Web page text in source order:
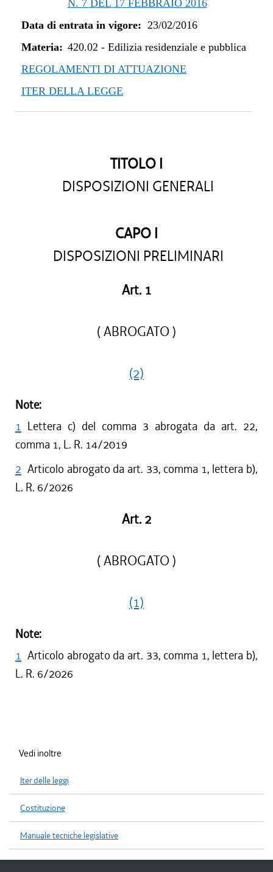
dal 27/07/2017 al 04/01/2018
dal 13/04/2017 al 26/07/2017
dal 23/02/2016 al 12/04/2017
N. 7 DEL 17 FEBBRAIO 2016
Data di entrata in vigore: 23/02/2016
Materia: 420.02 - Edilizia residenziale e pubblica
REGOLAMENTI DI ATTUAZIONE
ITER DELLA LEGGE
TITOLO I
DISPOSIZIONI GENERALI
CAPO I
DISPOSIZIONI PRELIMINARI
Art. 1
( ABROGATO )
(2)
Note:
1 Lettera c) del comma 3 abrogata da art. 22,
comma 1, L. R. 14/2019
2 Articolo abrogato da art. 33, comma 1, lettera b),
L. R. 6/2026
Art. 2
( ABROGATO )
(1)
Note:
1 Articolo abrogato da art. 33, comma 1, lettera b),
L. R. 6/2026
Vedi inoltre
Iter delle leggi
Costituzione
Manuale tecniche legislative